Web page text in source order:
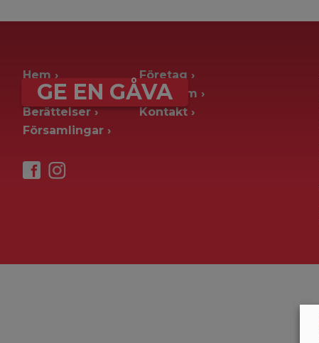
GE EN GÅVA
Hem
Ge en gåva
Berättelser
Församlingar
Företag
Pressrum
Kontakt